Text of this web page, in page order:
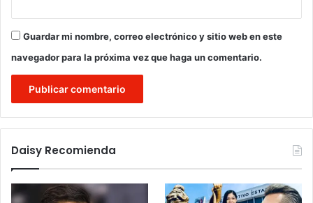
Guardar mi nombre, correo electrónico y sitio web en este
navegador para la próxima vez que haga un comentario.
Daisy Recomienda